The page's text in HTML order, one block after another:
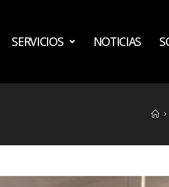
SERVICIOS NOTICIAS
>